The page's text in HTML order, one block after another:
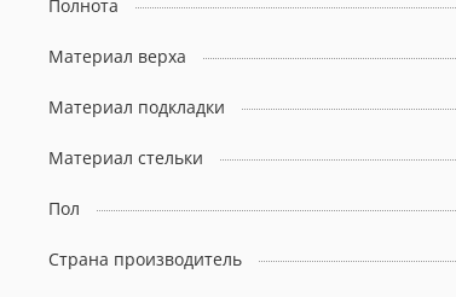
Полнота
Материал верха
Материал подкладки
Материал стельки
Пол
Страна производитель